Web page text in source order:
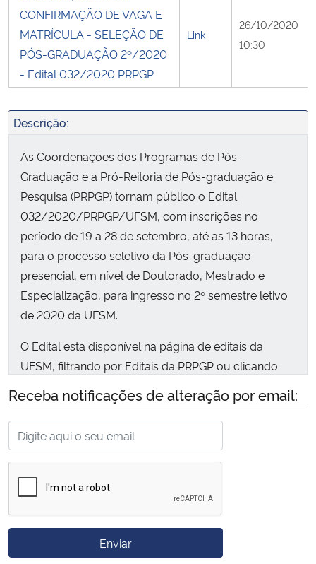
CONFIRMAÇÃO DE VAGA E
MATRÍCULA - SELEÇÃO DE
PÓS-GRADUAÇÃO 2º/2020
- Edital 032/2020 PRPGP
Link
26/10/2020
10:30
Descrição:
As Coordenações dos Programas de Pós-
Graduação e a Pró-Reitoria de Pós-graduação e
Pesquisa (PRPGP) tornam público o Edital
032/2020/PRPGP/UFSM, com inscrições no
período de 19 a 28 de setembro, até as 13 horas,
para o processo seletivo da Pós-graduação
presencial, em nível de Doutorado, Mestrado e
Especialização, para ingresso no 2º semestre letivo
de 2020 da UFSM.
O Edital esta disponível na página de editais da
UFSM, filtrando por Editais da PRPGP ou clicando
https://www.ufsm.br/pro-
reitorias/prpgp/editais/032-2020/
Programas/Cursos de Pós-Graduação da UFSM e
será realizado de forma totalmente remota, no qual
todo o processo seletivo será feito de forma online,
sem a exigência de atividade presencial elaborada
pelos candidatos.
Receba notificações de alteração por email:
Enviar